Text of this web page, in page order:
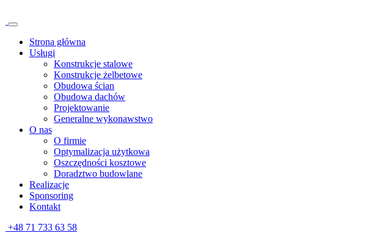
Strona główna
Usługi
Konstrukcje stalowe
Konstrukcje żelbetowe
Obudowa ścian
Obudowa dachów
Projektowanie
Generalne wykonawstwo
O nas
O firmie
Optymalizacja użytkowa
Oszczędności kosztowe
Doradztwo budowlane
Realizacje
Sponsoring
Kontakt
+48 71 733 63 58